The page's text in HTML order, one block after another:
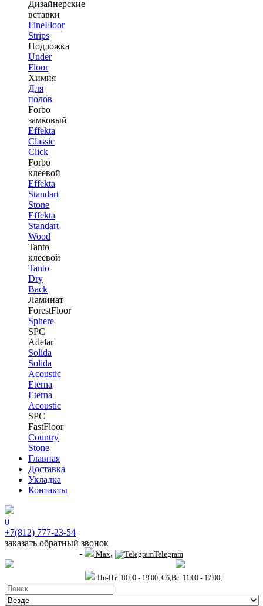
Дизайнерские
вставки
FineFloor
Strips
Подложка
Under
Floor
Химия
Для
полов
Forbo
замковый
Effekta
Classic
Click
Forbo
клеевой
Effekta
Standart
Stone
Effekta
Standart
Wood
Tanto
клеевой
Tanto
Dry
Back
Ламинат
ForestFloor
Sphere
SPC
Adelar
Solida
Solida
Acoustic
Eterna
Eterna
Acoustic
SPC
FastFloor
Country
Stone
Главная
Доставка
Укладка
Контакты
0
+7(812) 777-23-54
заказать обратный звонок
- Max, Telegram
Пн-Пт: 10:00 - 19:00; Сб,Вс: 11:00 - 17:00;